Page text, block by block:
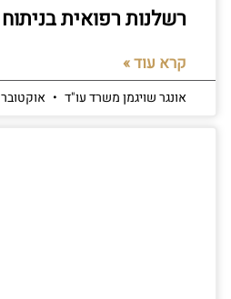
רשלנות רפואית בניתוח
קרא עוד »
אונגר שויגמן משרד עו"ד אוקטובר 4, 2023